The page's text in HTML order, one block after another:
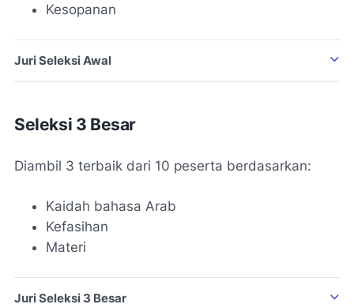
Kesopanan
Juri Seleksi Awal
Ustadzah Indah Kurnia Ilahi
Seleksi 3 Besar
Diambil 3 terbaik dari 10 peserta berdasarkan:
Kaidah bahasa Arab
Kefasihan
Materi
Juri Seleksi 3 Besar